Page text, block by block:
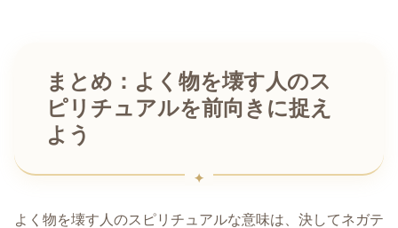
まとめ：よく物を壊す人のス
ピリチュアルを前向きに捉え
よう
よく物を壊す人のスピリチュアルな意味は、決してネガテ